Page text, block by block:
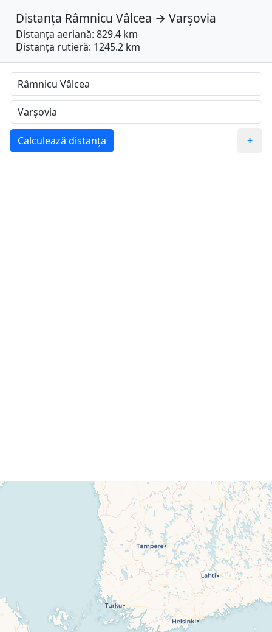
Distanța Râmnicu Vâlcea → Varşovia
Distanța aeriană: 829.4 km
Distanța rutieră: 1245.2 km
Calculează distanța +